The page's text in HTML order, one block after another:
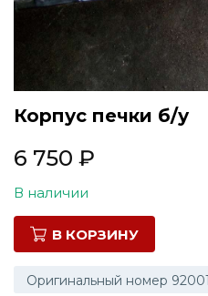
Корпус печки б/у
6 750 ₽
В наличии
В КОРЗИНУ
Оригинальный номер